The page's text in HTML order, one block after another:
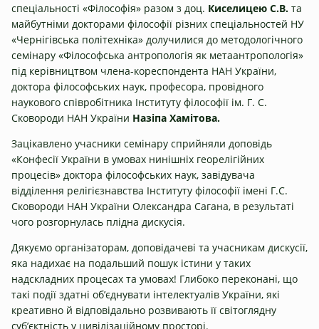
спеціальності «Філософія» разом з доц. Киселицею С.В. та
майбутніми докторами філософії різних спеціальностей НУ
«Чернігівська політехніка» долучилися до методологічного
семінару «Філософська антропологія як метаантропологія»
під керівництвом члена-кореспондента НАН України,
доктора філософських наук, професора, провідного
наукового співробітника Інституту філософії ім. Г. С.
Сковороди НАН України Назіпа Хамітова.
Зацікавлено учасники семінару сприйняли доповідь
«Конфесії України в умовах нинішніх георелігійних
процесів» доктора філософських наук, завідувача
відділення релігієзнавства Інституту філософії імені Г.С.
Сковороди НАН України Олександра Сагана, в результаті
чого розгорнулась плідна дискусія.
Дякуємо організаторам, доповідачеві та учасникам дискусії,
яка надихає на подальший пошук істини у таких
надскладних процесах та умовах! Глибоко переконані, що
такі події здатні об’єднувати інтелектуалів України, які
креативно й відповідально розвивають її світоглядну
суб’єктність у цивілізаційному просторі.